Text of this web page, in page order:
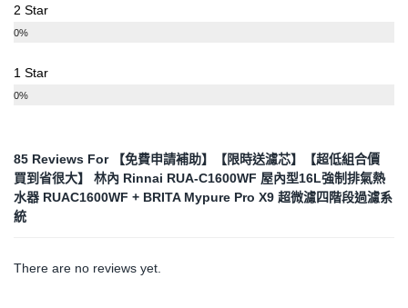
2 Star
0%
1 Star
0%
85 Reviews For
【免費申請補助】【限時送濾芯】【超低組合價
買到省很大】 林內 Rinnai RUA-C1600WF 屋內型16L強制排氣熱
水器 RUAC1600WF + BRITA Mypure Pro X9 超微濾四階段過濾系
統
There are no reviews yet.